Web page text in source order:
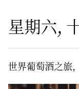
星期六,
世界葡萄酒之